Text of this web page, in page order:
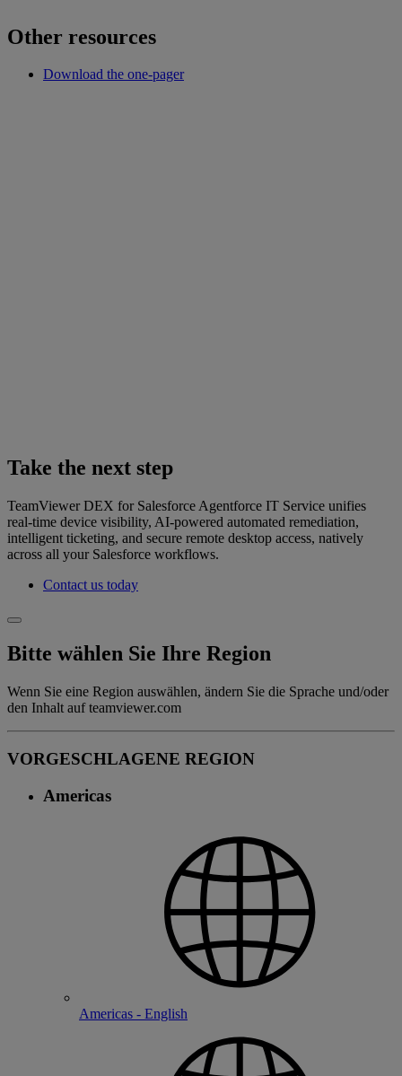
Other resources
Download the one-pager
Take the next step
TeamViewer DEX for Salesforce Agentforce IT Service unifies
real‑time device visibility, AI-powered automated remediation,
intelligent ticketing, and secure remote desktop access, natively
across all your Salesforce workflows.
Contact us today
Bitte wählen Sie Ihre Region
Wenn Sie eine Region auswählen, ändern Sie die Sprache und/oder
den Inhalt auf teamviewer.com
VORGESCHLAGENE REGION
Americas
Americas - English